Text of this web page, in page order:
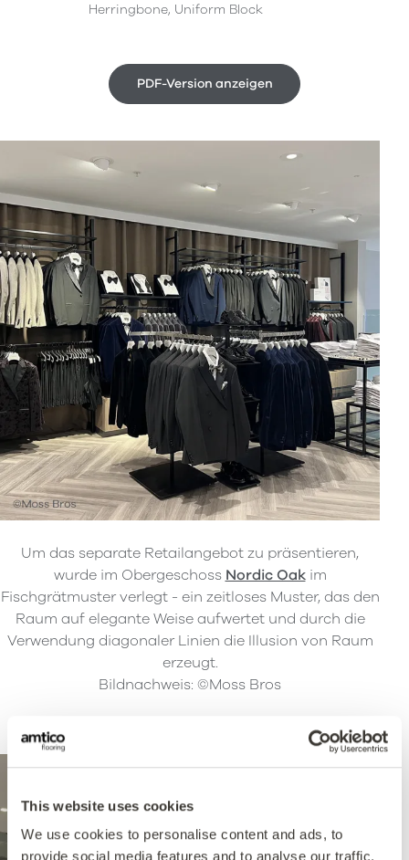
This website uses cookies
We use cookies to personalise content and ads, to
provide social media features and to analyse our traffic.
Herringbone, Uniform Block
PDF-Version anzeigen
Um das separate Retailangebot zu präsentieren,
wurde im Obergeschoss Nordic Oakim
Fischgrätmuster verlegt - ein zeitloses Muster, das den
Raum auf elegante Weise aufwertet und durch die
Verwendung diagonaler Linien die Illusion von Raum
erzeugt.
Bildnachweis: ©Moss Bros